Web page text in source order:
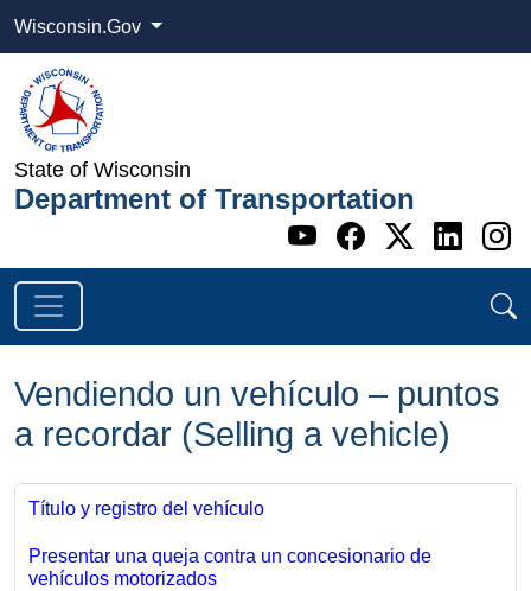
Wisconsin.Gov
State of Wisconsin
Department of Transportation
Go to WI
Go to WI
Go to
Go
Vendiendo un vehículo – puntos
a recordar (Selling a vehicle)
Título y registro del vehículo
Presentar una queja contra un concesionario de
vehículos motorizados